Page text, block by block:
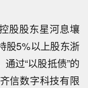
股股东星河息壤
股5%以上股东浙
过“以股抵债”的
信数字科技有限